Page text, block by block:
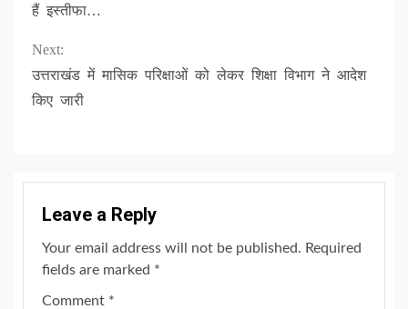
हैं इस्तीफा…
Next:
उत्तराखंड में मासिक परिक्षाओं को लेकर शिक्षा विभाग ने आदेश
किए जारी
Leave a Reply
Your email address will not be published. Required
fields are marked *
Comment *